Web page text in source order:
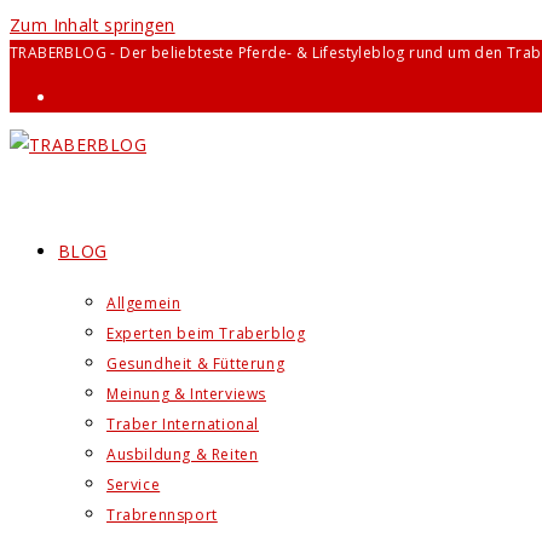
Zum Inhalt springen
TRABERBLOG - Der beliebteste Pferde- & Lifestyleblog rund um den
BLOG
Allgemein
Experten beim Traberblog
Gesundheit & Fütterung
Meinung & Interviews
Traber International
Ausbildung & Reiten
Service
Trabrennsport